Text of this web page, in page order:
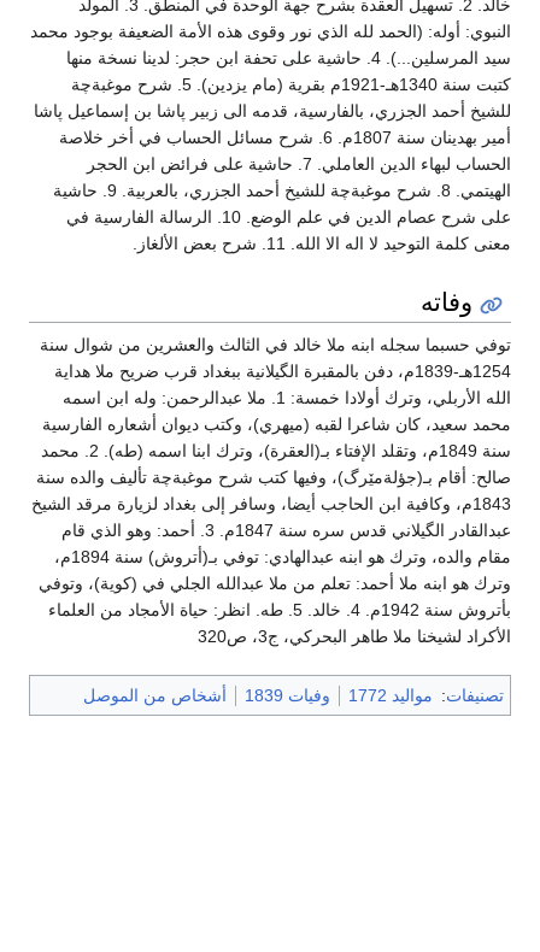
خالد. 2. تسهيل العقدة بشرح جهة الوحدة في المنطق. 3. المولد
النبوي: أوله: (الحمد لله الذي نور وقوى هذه الأمة الضعيفة بوجود محمد
سيد المرسلين...). 4. حاشية على تحفة ابن حجر: لدينا نسخة منها
كتبت سنة 1340هـ-1921م بقرية (مام يزدين). 5. شرح موغبةچة
للشيخ أحمد الجزري، بالفارسية، قدمه الى زبير پاشا بن إسماعيل پاشا
أمير بهدينان سنة 1807م. 6. شرح مسائل الحساب في أخر خلاصة
الحساب لبهاء الدين العاملي. 7. حاشية على فرائض ابن الحجر
الهيتمي. 8. شرح موغبةچة للشيخ أحمد الجزري، بالعربية. 9. حاشية
على شرح عصام الدين في علم الوضع. 10. الرسالة الفارسية في
معنى كلمة التوحيد لا اله الا الله. 11. شرح بعض الألغاز.
وفاته
توفي حسبما سجله ابنه ملا خالد في الثالث والعشرين من شوال سنة
1254هـ-1839م، دفن بالمقبرة الگيلانية ببغداد قرب ضريح ملا هداية
الله الأربلي، وترك أولادا خمسة: 1. ملا عبدالرحمن: وله ابن اسمه
محمد سعيد، كان شاعرا لقبه (ميهري)، وكتب ديوان أشعاره الفارسية
سنة 1849م، وتقلد الإفتاء بـ(العقرة)، وترك ابنا اسمه (طه). 2. محمد
صالح: أقام بـ(جؤلةمێرگ)، وفيها كتب شرح موغبةچة تأليف والده سنة
1843م، وكافية ابن الحاجب أيضا، وسافر إلى بغداد لزيارة مرقد الشيخ
عبدالقادر الگيلاني قدس سره سنة 1847م. 3. أحمد: وهو الذي قام
مقام والده، وترك هو ابنه عبدالهادي: توفي بـ(أتروش) سنة 1894م،
وترك هو ابنه ملا أحمد: تعلم من ملا عبدالله الجلي في (كوية)، وتوفي
بأتروش سنة 1942م. 4. خالد. 5. طه. انظر: حياة الأمجاد من العلماء
الأكراد لشیخنا ملا طاهر البحركي، ج3، ص320
تصنيفات: مواليد 1772 وفيات 1839 أشخاص من الموصل